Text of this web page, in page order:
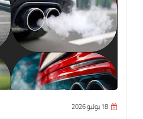
18 يوليو 2026